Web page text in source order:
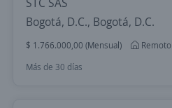
Bogotá, D.C., Bogotá, D.C.
$ 1.766.000,00 (Mensual)
Remoto
Más de 30 días